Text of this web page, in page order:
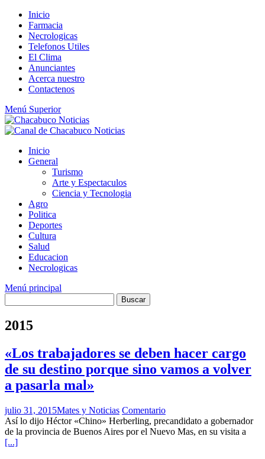
Saltar
contenido
Inicio
Farmacia
Necrologicas
Telefonos Utiles
El Clima
Anunciantes
Acerca nuestro
Contactenos
Menú Superior
Inicio
General
Turismo
Arte y Espectaculos
Ciencia y Tecnologia
Agro
Politica
Deportes
Cultura
Salud
Educacion
Necrologicas
Menú principal
2015
«Los trabajadores se deben hacer cargo
de su destino porque sino vamos a volver
a pasarla mal»
julio 31, 2015Mates y Noticias Comentario
Así lo dijo Héctor «Chino» Herberling, precandidato a gobernador
de la provincia de Buenos Aires por el Nuevo Mas, en su visita a
[...]